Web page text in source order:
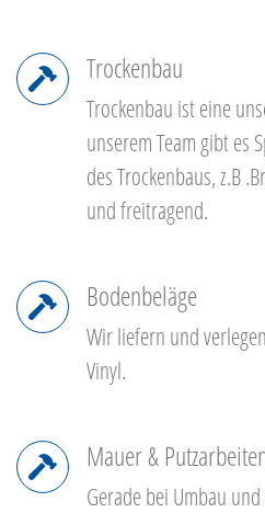
Trockenbau
Trockenbau ist eine
unserem Team gibt es
des Trockenbaus, z.B
und freitragend.
Bodenbeläge
Wir liefern und
Vinyl.
Mauer &
Gerade bei Umbau